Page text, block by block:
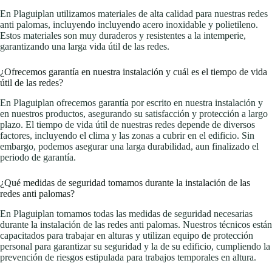
En Plaguiplan utilizamos materiales de alta calidad para nuestras redes
anti palomas, incluyendo incluyendo acero inoxidable y polietileno.
Estos materiales son muy duraderos y resistentes a la intemperie,
garantizando una larga vida útil de las redes.
¿Ofrecemos garantía en nuestra instalación y cuál es el tiempo de vida
útil de las redes?
En Plaguiplan ofrecemos garantía por escrito en nuestra instalación y
en nuestros productos, asegurando su satisfacción y protección a largo
plazo. El tiempo de vida útil de nuestras redes depende de diversos
factores, incluyendo el clima y las zonas a cubrir en el edificio. Sin
embargo, podemos asegurar una larga durabilidad, aun finalizado el
periodo de garantía.
¿Qué medidas de seguridad tomamos durante la instalación de las
redes anti palomas?
En Plaguiplan tomamos todas las medidas de seguridad necesarias
durante la instalación de las redes anti palomas. Nuestros técnicos están
capacitados para trabajar en alturas y utilizan equipo de protección
personal para garantizar su seguridad y la de su edificio, cumpliendo la
prevención de riesgos estipulada para trabajos temporales en altura.